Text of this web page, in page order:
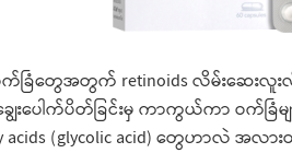
ခြံတွေအတွက် retinoids လိမ်းဆေးလူ
ေးပေါက်ပိတ်ခြင်းမှ ကာကွယ်ကာ ဝက်ခြံမ
acids (glycolic acid) တွေဟာလဲ အလ